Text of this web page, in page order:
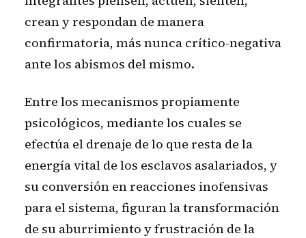
crean y respondan de manera
confirmatoria, más nunca crítico-negativa
ante los abismos del mismo.
Entre los mecanismos propiamente
psicológicos, mediante los cuales se
efectúa el drenaje de lo que resta de la
energía vital de los esclavos asalariados, y
su conversión en reacciones inofensivas
para el sistema, figuran la transformación
de su aburrimiento y frustración de la